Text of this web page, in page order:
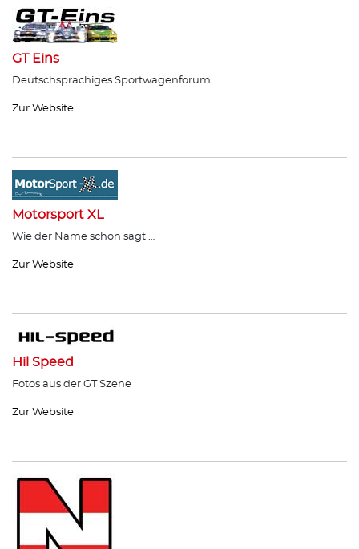
GT Eins
Deutschsprachiges Sportwagenforum
Zur Website
Motorsport XL
Wie der Name schon sagt …
Zur Website
Hil Speed
Fotos aus der GT Szene
Zur Website